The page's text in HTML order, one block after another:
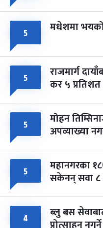
५ मधेशमा
५ राजमार्ग
कर ५ प्रतिशत
५ मोहन
अपव्याख्या
५ महानगरका
सकेनन् सवा ८
४ ब्लु बस